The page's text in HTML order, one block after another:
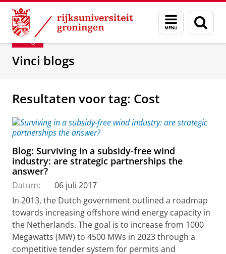
Skip
Content
Skip
Navigation
Menu
en
zoeken
Department of Innovation Management &
Blog
Vinci blogs
Resultaten voor tag: Cost
Blog: Surviving in a subsidy-free wind
industry: are strategic partnerships the
answer?
Datum:
06 juli 2017
In 2013, the Dutch government outlined a roadmap
towards increasing offshore wind energy capacity in
the Netherlands. The goal is to increase from 1000
Megawatts (MW) to 4500 MWs in 2023 through a
competitive tender system for permits and